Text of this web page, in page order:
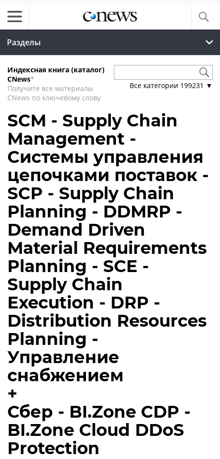
Разделы
Индексная книга (каталог)
CNews*
Получите все материалы
CNews по ключевому слову
Все категории 199231 ▼
SCM - Supply Chain
Management -
Системы управления
цепочками поставок -
SCP - Supply Chain
Planning - DDMRP -
Demand Driven
Material Requirements
Planning - SCE -
Supply Chain
Execution - DRP -
Distribution Resources
Planning -
Управление
снабжением
+
Сбер - BI.Zone CDP -
BI.Zone Cloud DDoS
Protection